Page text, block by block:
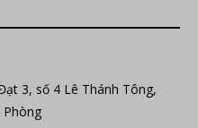
3, số 4 Lê Thánh Tông,
Phòng